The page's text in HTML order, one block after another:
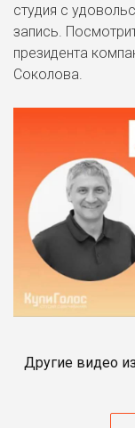
студия с
запись.
президента
Соколова.
Другие видео